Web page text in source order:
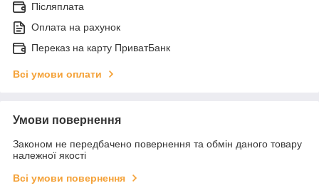
Післяплата
Оплата на рахунок
Переказ на карту ПриватБанк
Всі умови оплати
Умови повернення
Законом не передбачено повернення та обмін даного товару
належної якості
Всі умови повернення